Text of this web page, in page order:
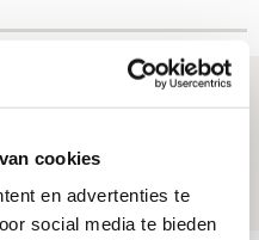
cookies
en advertenties te
social media te bieden
en